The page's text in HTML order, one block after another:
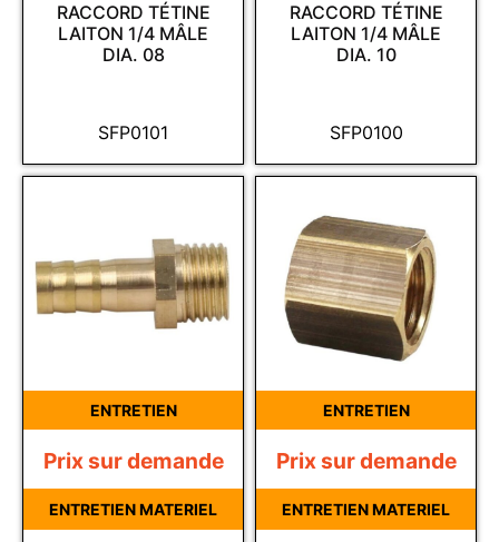
SFP0101
RACCORD TÉTINE
LAITON 1/4 MÂLE
DIA. 08
SFP0100
RACCORD TÉTINE
LAITON 1/4 MÂLE
DIA. 10
ENTRETIEN
Prix sur demande
ENTRETIEN MATERIEL
ENTRETIEN
Prix sur demande
ENTRETIEN MATERIEL